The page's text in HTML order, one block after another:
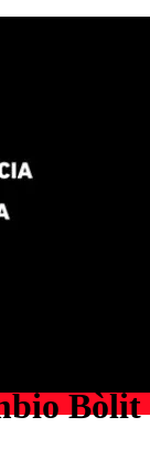
Bòlit